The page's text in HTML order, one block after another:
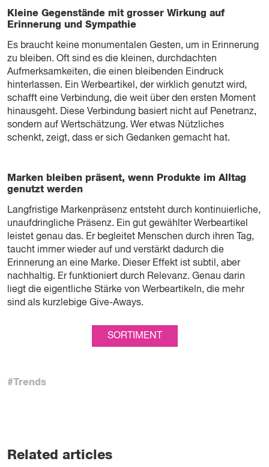
Kleine Gegenstände mit grosser Wirkung auf
Erinnerung und Sympathie
Es braucht keine monumentalen Gesten, um in Erinnerung
zu bleiben. Oft sind es die kleinen, durchdachten
Aufmerksamkeiten, die einen bleibenden Eindruck
hinterlassen. Ein Werbeartikel, der wirklich genutzt wird,
schafft eine Verbindung, die weit über den ersten Moment
hinausgeht. Diese Verbindung basiert nicht auf Penetranz,
sondern auf Wertschätzung. Wer etwas Nützliches
schenkt, zeigt, dass er sich Gedanken gemacht hat.
Marken bleiben präsent, wenn Produkte im Alltag
genutzt werden
Langfristige Markenpräsenz entsteht durch kontinuierliche,
unaufdringliche Präsenz. Ein gut gewählter Werbeartikel
leistet genau das. Er begleitet Menschen durch ihren Tag,
taucht immer wieder auf und verstärkt dadurch die
Erinnerung an eine Marke. Dieser Effekt ist subtil, aber
nachhaltig. Er funktioniert durch Relevanz. Genau darin
liegt die eigentliche Stärke von Werbeartikeln, die mehr
sind als kurzlebige Give-Aways.
SORTIMENT
#Trends
Related articles